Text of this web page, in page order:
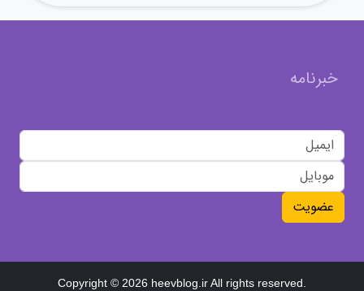
خبرنامه
عضویت
Copyright © 2026 heevblog.ir All rights reserved.